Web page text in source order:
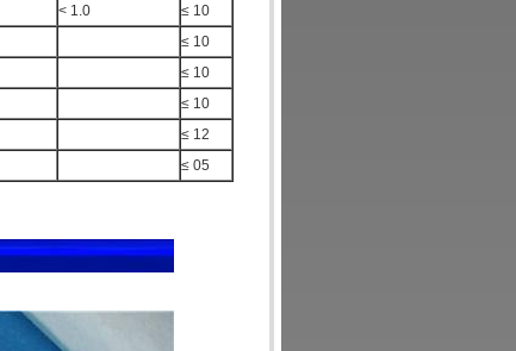
< 1.0
≤ 10
≤ 10
≤ 10
≤ 10
≤ 12
≤ 05